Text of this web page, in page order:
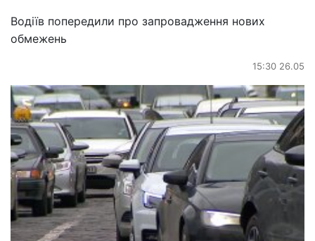
Водіїв попередили про запровадження нових
обмежень
15:30 26.05